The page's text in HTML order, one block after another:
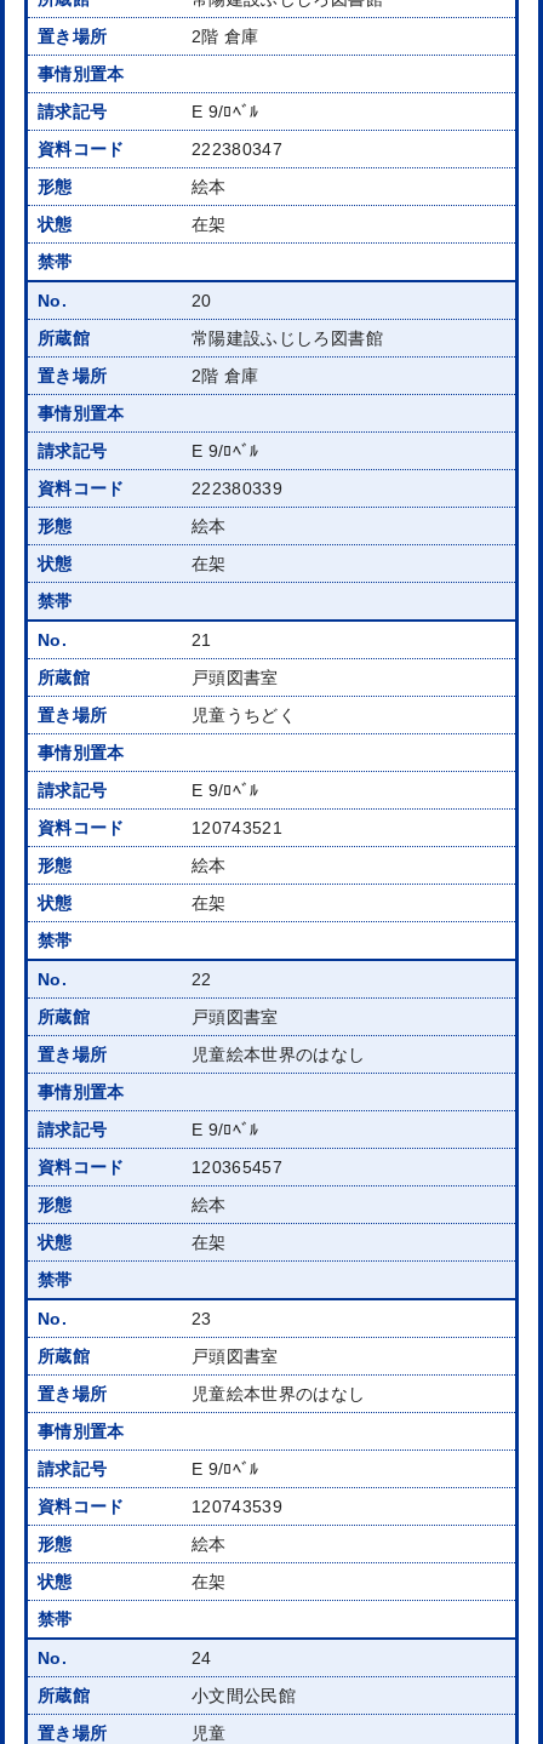
2階 倉庫
E 9/ﾛﾍﾞﾙ
222380347
絵本
在架
20
常陽建設ふじしろ図書館
2階 倉庫
E 9/ﾛﾍﾞﾙ
222380339
絵本
在架
21
戸頭図書室
児童うちどく
E 9/ﾛﾍﾞﾙ
120743521
絵本
在架
22
戸頭図書室
児童絵本世界のはなし
E 9/ﾛﾍﾞﾙ
120365457
絵本
在架
23
戸頭図書室
児童絵本世界のはなし
E 9/ﾛﾍﾞﾙ
120743539
絵本
在架
24
小文間公民館
児童